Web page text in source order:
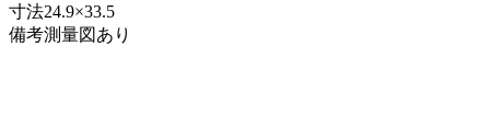
寸法24.9×33.5
備考測量図あり